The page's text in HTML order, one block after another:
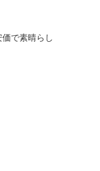
で素晴らし